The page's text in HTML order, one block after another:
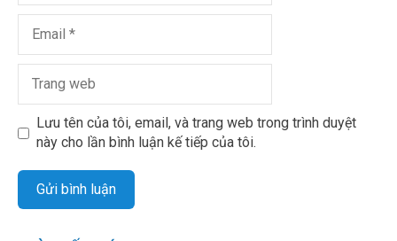
Lưu tên của tôi, email, và trang web trong trình duyệt
này cho lần bình luận kế tiếp của tôi.